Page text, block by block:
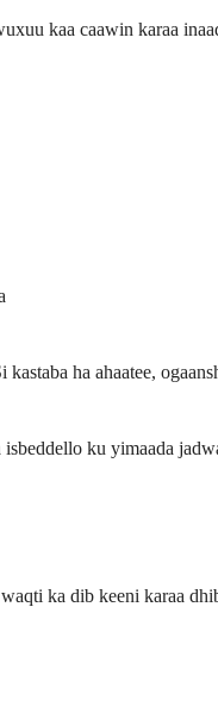
kaa caawin karaa
ha ahaatee,
ku yimaada
ka dib keeni karaa